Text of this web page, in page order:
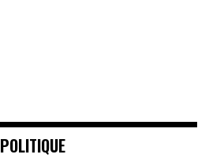
POLITIQUE